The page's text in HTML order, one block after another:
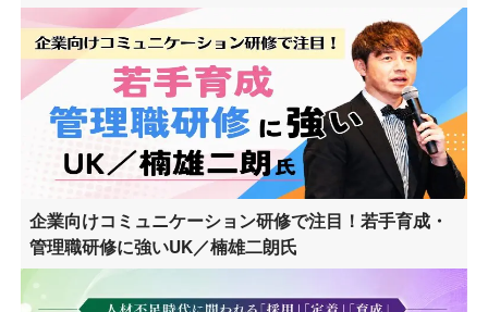
企業向けコミュニケーション研修で注目！若手育成・
管理職研修に強いUK／楠雄二朗氏